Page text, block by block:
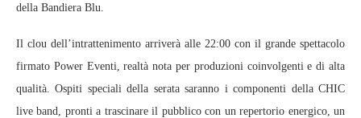
della Bandiera Blu.
Il clou dell’intrattenimento arriverà alle 22:00 con il grande spettacolo
firmato Power Eventi, realtà nota per produzioni coinvolgenti e di alta
qualità. Ospiti speciali della serata saranno i componenti della CHIC
live band, pronti a trascinare il pubblico con un repertorio energico, un